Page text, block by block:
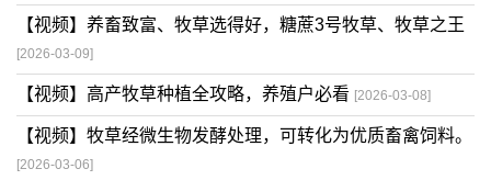
【视频】养畜致富、牧草选得好，糖蔗3号牧草、牧草之王
[2026-03-09]
【视频】高产牧草种植全攻略，养殖户必看 [2026-03-08]
【视频】牧草经微生物发酵处理，可转化为优质畜禽饲料。
[2026-03-06]